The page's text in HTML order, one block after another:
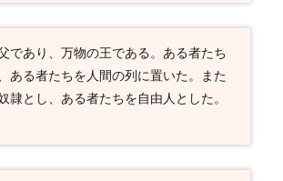
であり、万物の王である。ある者たち
ある者たちを人間の列に置いた。また
隷とし、ある者たちを自由人とした。